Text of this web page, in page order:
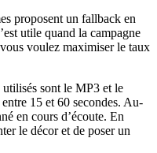
proposent un fallback en
utile quand la campagne
voulez maximiser le taux
sont le MP3 et le
15 et 60 secondes. Au-
en cours d’écoute. En
le décor et de poser un